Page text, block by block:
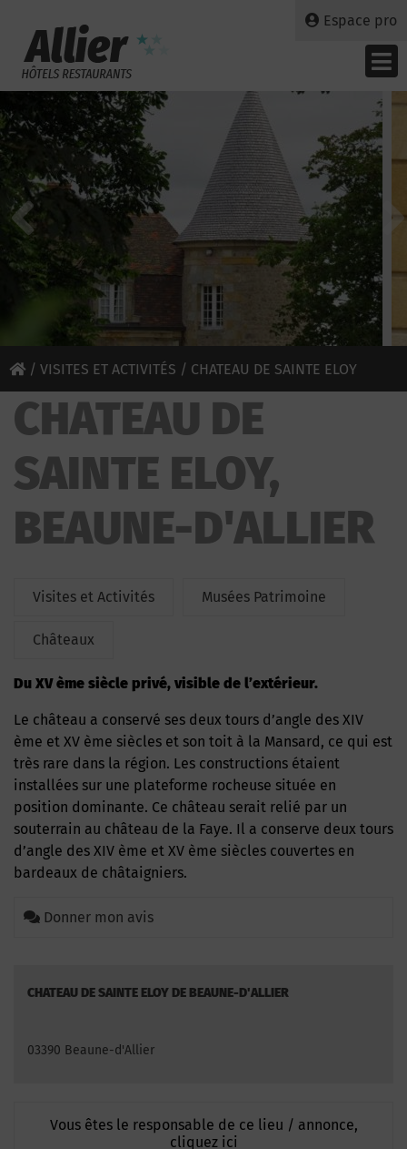
Espace pro
/ VISITES ET ACTIVITÉS / CHATEAU DE SAINTE ELOY
CHATEAU DE
SAINTE ELOY,
BEAUNE-D'ALLIER
Visites et Activités Musées Patrimoine
Châteaux
du XV ème siècle privé, visible de l’extérieur.
Le château a conservé ses deux tours d’angle des XIV
ème et XV ème siècles et son toit à la Mansard, ce qui est
très rare dans la région. Les constructions étaient
installées sur une plateforme rocheuse située en
position dominante. Ce château serait relié par un
souterrain au château de la Faye. Il a conserve deux tours
d’angle des XIV ème et XV ème siècles couvertes en
bardeaux de châtaigniers.
Donner mon avis
CHATEAU DE SAINTE ELOY DE BEAUNE-D'ALLIER
03390 Beaune-d'Allier
Vous êtes le responsable de ce lieu / annonce,
cliquez ici